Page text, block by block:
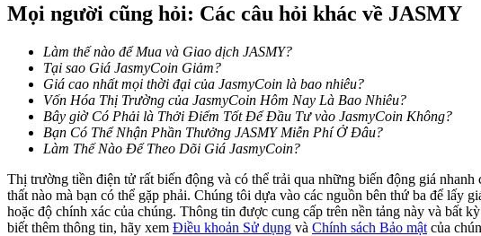
Staking
Lợi nhuận cao và truy cập ngay lập tức
Mọi người cũng hỏi: Các câu hỏi khác về JASMY
Làm thế nào để Mua và Giao dịch JASMY?
Tại sao Giá JasmyCoin Giảm?
Giá cao nhất mọi thời đại của JasmyCoin là bao nhiêu?
Vốn Hóa Thị Trường của JasmyCoin Hôm Nay Là Bao Nhiêu?
Bây giờ Có Phải là Thởi Điểm Tốt Để Đầu Tư vào JasmyCoin Không?
Bạn Có Thể Nhận Phần Thưởng JASMY Miễn Phí Ở Đâu?
Làm Thế Nào Để Theo Dõi Giá JasmyCoin?
Thị trường tiền điện tử rất biến động và có thể trải qua những biến động giá
thất nào mà bạn có thể gặp phải. Chúng tôi dựa vào các nguồn bên thứ ba để
hoặc độ chính xác của chúng. Thông tin được cung cấp trên nền tảng này và bất
biết thêm thông tin, hãy xem Điều khoản Sử dụng và Chính sách Bảo mật của